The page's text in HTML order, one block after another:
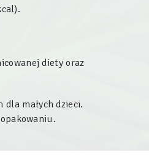
diety oraz
małych dzieci.